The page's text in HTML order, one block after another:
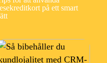
på ett smart